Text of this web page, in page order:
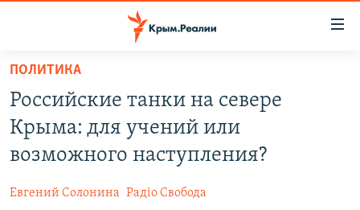
Вернуться
основному
содержанию
Вернутся
главной
11 ЛЕТ ОККУПАЦИИ КРЫМА. 11 ИСТОРИЙ СОПРОТИВЛЕНИЯ
ВОДА
ЕЩЕ
ПОЛИТИКА
Российские танки на севере
Крыма: для учений или
возможного наступления?
Евгений Солонина Радіо Свобода